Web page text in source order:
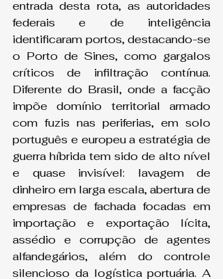
entrada desta rota, as autoridades
federais e de inteligência
identificaram portos, destacando-se
o Porto de Sines, como gargalos
críticos de infiltração contínua.
Diferente do Brasil, onde a facção
impõe domínio territorial armado
com fuzis nas periferias, em solo
português e europeu a estratégia de
guerra híbrida tem sido de alto nível
e quase invisível: lavagem de
dinheiro em larga escala, abertura de
empresas de fachada focadas em
importação e exportação lícita,
assédio e corrupção de agentes
alfandegários, além do controle
silencioso da logística portuária. A